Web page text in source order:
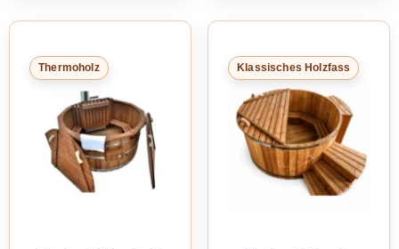
Thermoholz Klassisches Holzfass